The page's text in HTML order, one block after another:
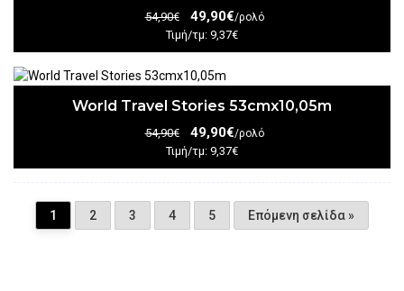
54,90€ 49,90€/ρολό
Τιμή/τμ: 9,37€
World Travel Stories 53cmx10,05m
54,90€ 49,90€/ρολό
Τιμή/τμ: 9,37€
1 2 3 4 5 Επόμενη σελίδα »